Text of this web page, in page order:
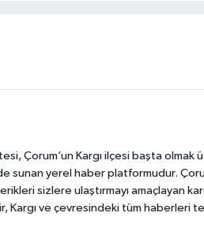
Çorum’un Kargı ilçesi başta
sunan yerel haber platformudur.
sizlere ulaştırmayı amaçlayan
Kargı ve çevresindeki tüm haberleri